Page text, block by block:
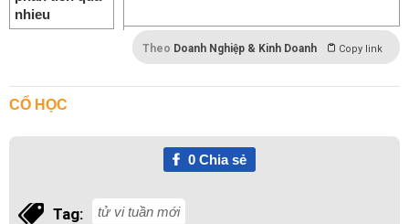
Theo Doanh Nghiệp & Kinh Doanh Copy link
CỔ HỌC
0Chia sẻ
Tag: tử vi tuần mới